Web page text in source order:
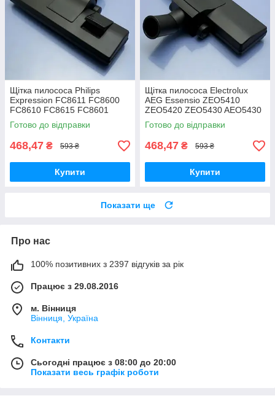
Щітка пилососа Philips
Expression FC8611 FC8600
FC8610 FC8615 FC8601
FC8602 FC8604 FC8606
FC8612 FC8619
двохрежимна
Готово до відправки
468,47 ₴ 593 ₴
Купити
Щітка пилососа Electrolux
AEG Essensio ZEO5410
ZEO5420 ZEO5430 AEO5430
ZEO5432 двохрежимна
Готово до відправки
468,47 ₴ 593 ₴
Купити
Показати ще
Про нас
100% позитивних з 2397 відгуків за рік
Працює з 29.08.2016
м. Вінниця
Вінниця, Україна
Контакти
Сьогодні працює з 08:00 до 20:00
Показати весь графік роботи